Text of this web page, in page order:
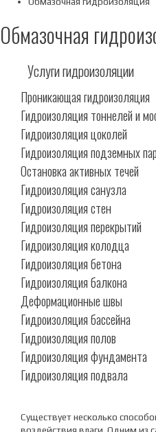
Обмазочная
Услуги гидроизоляции
Проникающая гидроизоляция
Гидроизоляция тоннелей и
Гидроизоляция цоколей
Гидроизоляция подземных
Остановка активных течей
Гидроизоляция санузла
Гидроизоляция стен
Гидроизоляция перекрытий
Гидроизоляция колодца
Гидроизоляция бетона
Гидроизоляция балкона
Деформационные швы
Гидроизоляция бассейна
Гидроизоляция полов
Гидроизоляция фундамента
Гидроизоляция подвала
Существует несколько
воздействия влаги. Одним из